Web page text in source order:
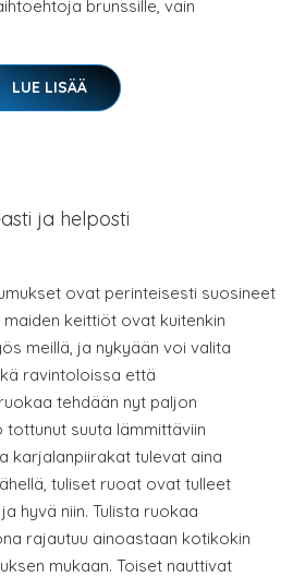
brunssille, vain
LUE LISÄÄ
ja helposti
ovat perinteisesti suosineet
keittiöt ovat kuitenkin
meillä, ja nykyään voi valita
ravintoloissa että
tehdään nyt paljon
tottunut suuta lämmittäviin
karjalanpiirakat tulevat aina
tuliset ruoat ovat tulleet
hyvä niin. Tulista ruokaa
rajautuu ainoastaan kotikokin
mukaan. Toiset nauttivat